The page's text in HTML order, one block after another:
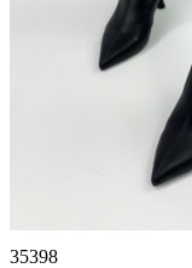
35398